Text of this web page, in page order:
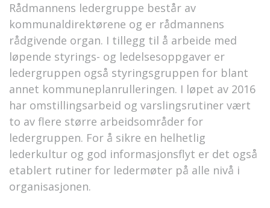
Rådmannens ledergruppe består av
kommunaldirektørene og er rådmannens
rådgivende organ. I tillegg til å arbeide med
løpende styrings- og ledelsesoppgaver er
ledergruppen også styringsgruppen for blant
annet kommuneplanrulleringen. I løpet av 2016
har omstillingsarbeid og varslingsrutiner vært
to av flere større arbeidsområder for
ledergruppen. For å sikre en helhetlig
lederkultur og god informasjonsflyt er det også
etablert rutiner for ledermøter på alle nivå i
organisasjonen.